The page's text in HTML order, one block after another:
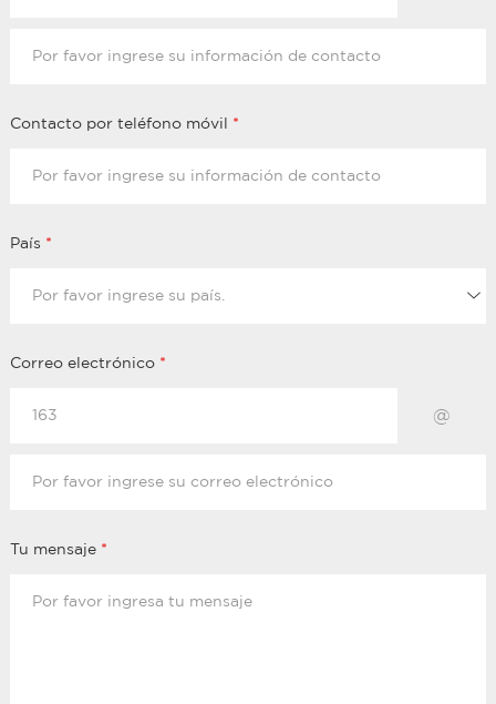
Contacto por teléfono móvil *
País *
Correo electrónico *
@
Tu mensaje *